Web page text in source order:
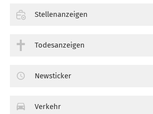
Stellenanzeigen
Todesanzeigen
Newsticker
Verkehr